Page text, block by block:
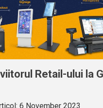
Retail-ului la
6 November 2023